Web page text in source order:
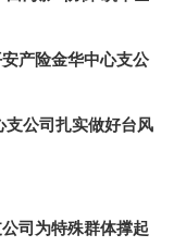
产险金华中心支公
支公司扎实做好台风
司为特殊群体撑起